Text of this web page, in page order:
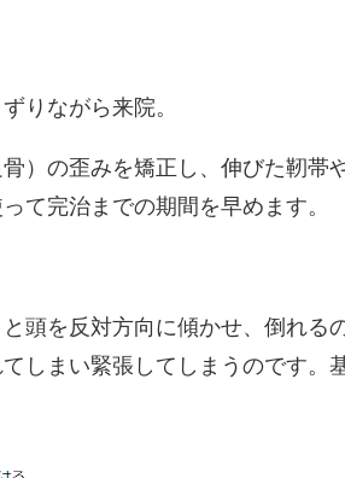
りながら来院。
）の歪みを矯正し、伸びた靭帯
て完治までの期間を早めます。
頭を反対方向に傾かせ、倒れる
しまい緊張してしまうのです。